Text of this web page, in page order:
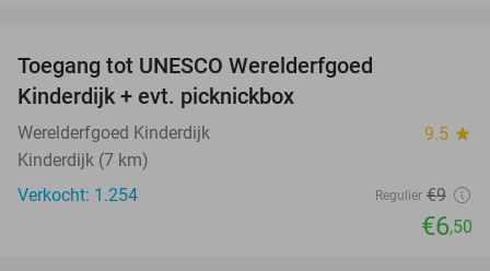
Toegang tot UNESCO Werelderfgoed
Kinderdijk + evt. picknickbox
Werelderfgoed Kinderdijk 9.5 star
Kinderdijk (7 km)
Verkocht: 1.254
Regulier €9
€6,50